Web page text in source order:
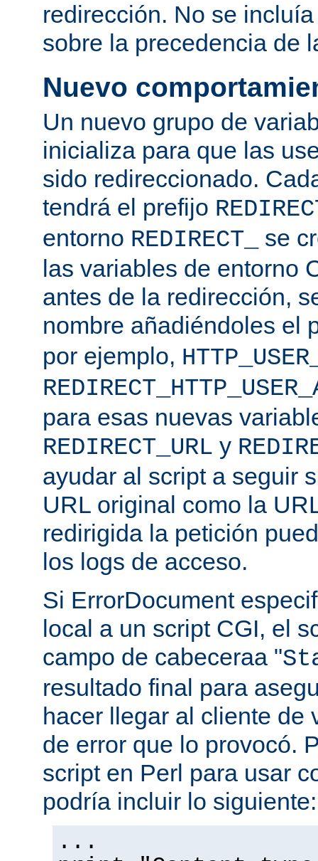
redirección. No se
sobre la precedencia de
Nuevo
Un nuevo grupo de
inicializa para que las
sido redireccionado.
tendrá el prefijo
entorno REDIRECT_
se
las variables de entorno
antes de la redirección,
nombre añadiéndoles el
por ejemplo,
para esas nuevas
REDIRECT_URL y
ayudar al script a seguir
URL original como la
redirigida la petición
los logs de acceso.
Si ErrorDocument
local a un script CGI, el
campo de cabeceraa "
resultado final para
hacer llegar al cliente de
de error que lo provocó.
script en Perl para usar
podría incluir lo siguiente:
...